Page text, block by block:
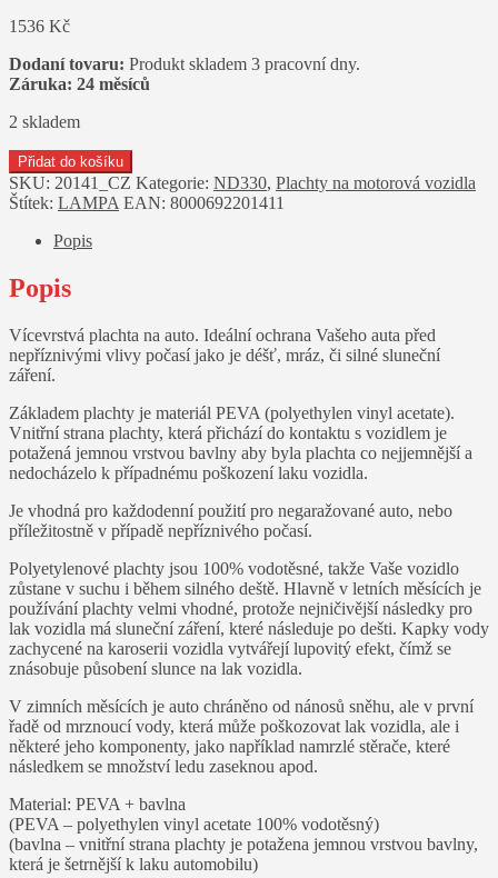
1536 Kč
Dodaní tovaru: Produkt skladem 3 pracovní dny.
Záruka: 24 měsíců
2 skladem
Autoplachta
dvouvrstvá
Acqua-
Gran-
AG-
1
Přidat do košíku
SKU: 20141_CZ Kategorie: ND330, Plachty na motorová vozidla
Štítek: LAMPA EAN: 8000692201411
Popis
Popis
Vícevrstvá plachta na auto. Ideální ochrana Vašeho auta před
nepříznivými vlivy počasí jako je déšť, mráz, či silné sluneční
záření.
Základem plachty je materiál PEVA (polyethylen vinyl acetate).
Vnitřní strana plachty, která přichází do kontaktu s vozidlem je
potažená jemnou vrstvou bavlny aby byla plachta co nejjemnější a
nedocházelo k případnému poškození laku vozidla.
Je vhodná pro každodenní použití pro negaražované auto, nebo
příležitostně v případě nepříznivého počasí.
Polyetylenové plachty jsou 100% vodotěsné, takže Vaše vozidlo
zůstane v suchu i během silného deště. Hlavně v letních měsících je
používání plachty velmi vhodné, protože nejničivější následky pro
lak vozidla má sluneční záření, které následuje po dešti. Kapky vody
zachycené na karoserii vozidla vytvářejí lupovitý efekt, čímž se
znásobuje působení slunce na lak vozidla.
V zimních měsících je auto chráněno od nánosů sněhu, ale v první
řadě od mrznoucí vody, která může poškozovat lak vozidla, ale i
některé jeho komponenty, jako například namrzlé stěrače, které
následkem se množství ledu zaseknou apod.
Material: PEVA + bavlna
(PEVA – polyethylen vinyl acetate 100% vodotěsný)
(bavlna – vnitřní strana plachty je potažena jemnou vrstvou bavlny,
která je šetrnější k laku automobilu)